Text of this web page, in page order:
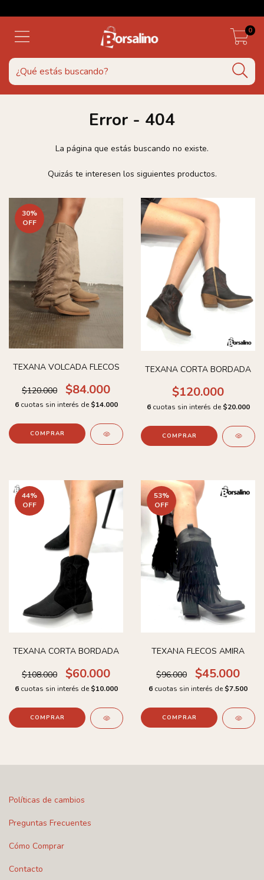
0
Error - 404
La página que estás buscando no existe.
Quizás te interesen los siguientes productos.
30%
OFF
TEXANA VOLCADA FLECOS
$120.000 $84.000
6 cuotas sin interés de $14.000
COMPRAR
TEXANA CORTA BORDADA
$120.000
6 cuotas sin interés de $20.000
COMPRAR
44%
OFF
TEXANA CORTA BORDADA
$108.000 $60.000
6 cuotas sin interés de $10.000
COMPRAR
53%
OFF
TEXANA FLECOS AMIRA
$96.000 $45.000
6 cuotas sin interés de $7.500
COMPRAR
Políticas de cambios
Preguntas Frecuentes
Cómo Comprar
Contacto